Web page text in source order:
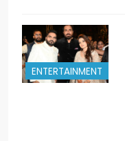
ENTERTAINMENT